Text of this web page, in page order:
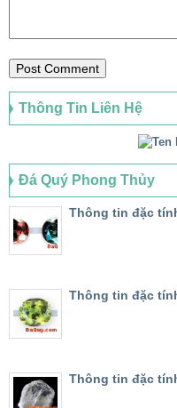
Thông Tin Liên Hệ
Đá Quý Phong Thủy
Thông tin đặc
Thông tin đặc
Thông tin đặc